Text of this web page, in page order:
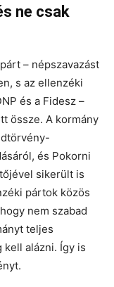
ne csak
– népszavazást
s az ellenzéki
és a Fidesz –
össze. A kormány
és Pokorni
sikerült is
pártok közös
nem szabad
teljes
alázni. Így is